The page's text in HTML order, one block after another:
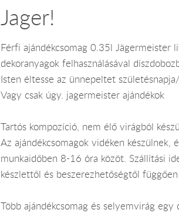
Jager!
Férfi ajándékcsomag 0.35l Jägermeister
dekoranyagok felhasználásával
Isten éltesse az ünnepeltet
Vagy csak úgy. jagermeister ajándékok
Tartós kompozíció, nem élő virágból
Az ajándékcsomagok vidéken készülnek,
munkaidőben 8-16 óra közöt. Szállítási
készlettől és beszerezhetőségtől
Több ajándékcsomag és selyemvirág